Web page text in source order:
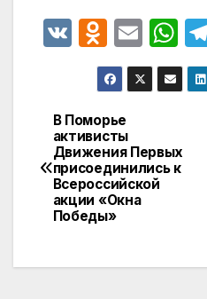
V
O
d
n
o
kl
a
s
s
ni
E
m
ail
W
h
at
A
p
Навигация
по
записям
В Поморье
активисты
Движения Первых
присоединились к
Всероссийской
акции «Окна
Победы»